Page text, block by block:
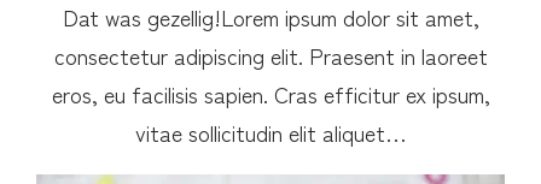
Dat was gezellig!Lorem ipsum dolor sit amet,
consectetur adipiscing elit. Praesent in laoreet
eros, eu facilisis sapien. Cras efficitur ex ipsum,
vitae sollicitudin elit aliquet…